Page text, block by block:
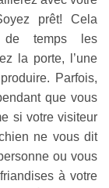
prêt! Cela
de temps les
la porte, l’une
Parfois,
que vous
si votre visiteur
ne vous dit
ou vous
à votre